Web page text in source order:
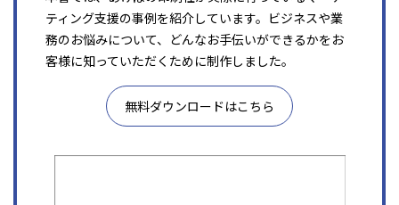
ティング支援の事例を紹介しています。ビジネスや業
務のお悩みについて、どんなお手伝いができるかをお
客様に知っていただくために制作しました。
無料ダウンロードはこちら